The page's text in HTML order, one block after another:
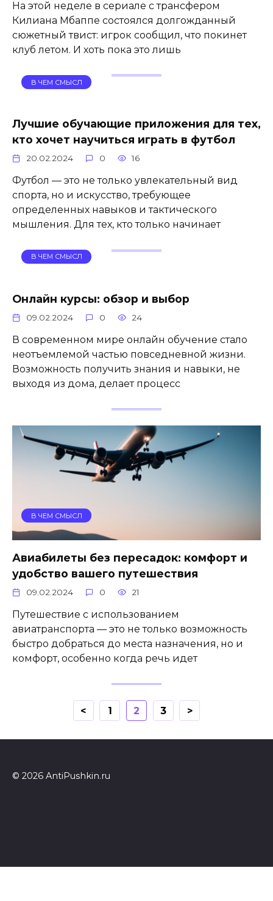
На этой неделе в сериале с трансфером
Килиана Мбаппе состоялся долгожданный
сюжетный твист: игрок сообщил, что покинет
клуб летом. И хоть пока это лишь
В ЧЕМ СМЫСЛ
Лучшие обучающие приложения для тех,
кто хочет научиться играть в футбол
20.02.2024 0 16
Футбол — это не только увлекательный вид
спорта, но и искусство, требующее
определенных навыков и тактического
мышления. Для тех, кто только начинает
В ЧЕМ СМЫСЛ
Онлайн курсы: обзор и выбор
09.02.2024 0 24
В современном мире онлайн обучение стало
неотъемлемой частью повседневной жизни.
Возможность получить знания и навыки, не
выходя из дома, делает процесс
В ЧЕМ СМЫСЛ
Авиабилеты без пересадок: комфорт и
удобство вашего путешествия
09.02.2024 0 21
Путешествие с использованием
авиатранспорта — это не только возможность
быстро добраться до места назначения, но и
комфорт, особенно когда речь идет
< 1 2 3 >
© 2026 AntiPushkin.ru